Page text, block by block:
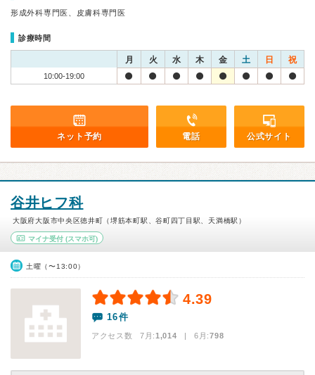
形成外科専門医、皮膚科専門医
診療時間
月 火 水 木 金 土 日 祝
10:00-19:00
ネット予約 電話 公式サイト
谷井ヒフ科
大阪府大阪市中央区徳井町（堺筋本町駅、谷町四丁目駅、天満橋駅）
マイナ受付 (スマホ可)
土曜（〜13:00）
4.39
16件
アクセス数 7月:1,014 | 6月:798